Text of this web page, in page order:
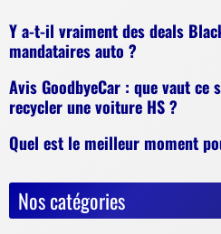
Y a-t-il vraiment des deals
mandataires auto ?
Avis GoodbyeCar : que vaut ce
recycler une voiture HS ?
Quel est le meilleur moment
Nos catégories